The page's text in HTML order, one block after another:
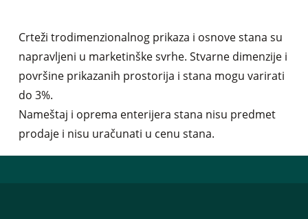
Crteži trodimenzionalnog prikaza i osnove stana su
napravljeni u marketinške svrhe. Stvarne dimenzije i
površine prikazanih prostorija i stana mogu varirati
do 3%.
Nameštaj i oprema enterijera stana nisu predmet
prodaje i nisu uračunati u cenu stana.